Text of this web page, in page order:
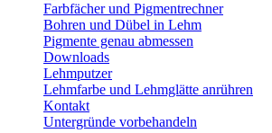
Farbfächer und Pigmentrechner
Bohren und Dübel in Lehm​
Pigmente genau abmessen
Downloads
Lehmputzer
Lehmfarbe und Lehmglätte anrühren
Kontakt
Untergründe vorbehandeln